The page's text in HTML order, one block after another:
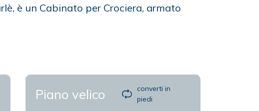
è un Cabinato per Crociera, armato
Piano velico
converti in
piedi